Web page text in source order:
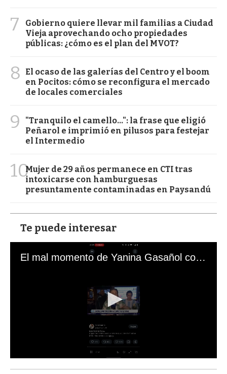
7
Gobierno quiere llevar mil familias a Ciudad
Vieja aprovechando ocho propiedades
públicas: ¿cómo es el plan del MVOT?
8
El ocaso de las galerías del Centro y el boom
en Pocitos: cómo se reconfigura el mercado
de locales comerciales
9
"Tranquilo el camello...": la frase que eligió
Peñarol e imprimió en pilusos para festejar
el Intermedio
10Mujer de 29 años permanece en CTI tras
intoxicarse con hamburguesas
presuntamente contaminadas en Paysandú
Te puede interesar
El mal momento de Yanina Gasañol con un hincha argentino en "Subrayado"
s